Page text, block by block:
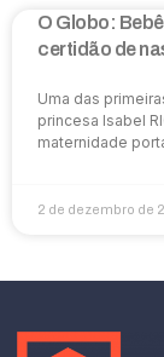
O Globo:
certidão de
Uma das
princesa Isabel
maternidade
2 de dezembro de